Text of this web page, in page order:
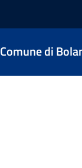
Comune di